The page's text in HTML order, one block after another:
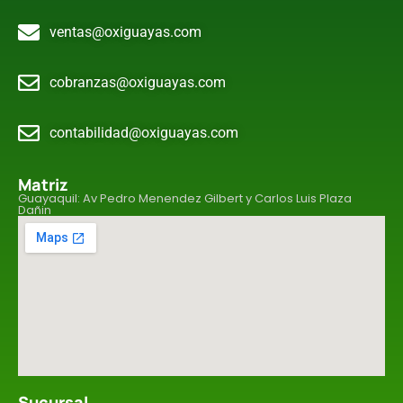
ventas@oxiguayas.com
cobranzas@oxiguayas.com
contabilidad@oxiguayas.com
Matriz
Guayaquil: Av Pedro Menendez Gilbert y Carlos Luis Plaza
Dañin